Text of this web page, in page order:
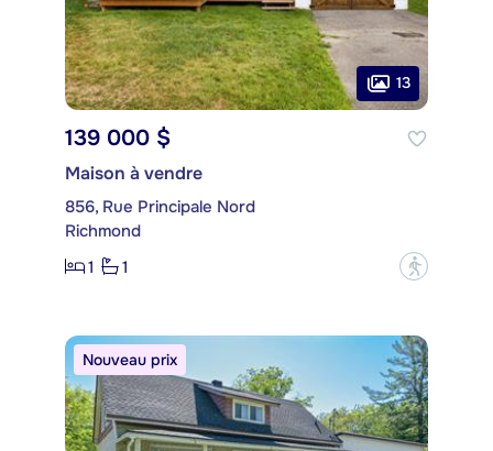
13
139 000 $
Maison à vendre
856, Rue Principale Nord
Richmond
1
1 ?
Nouveau prix